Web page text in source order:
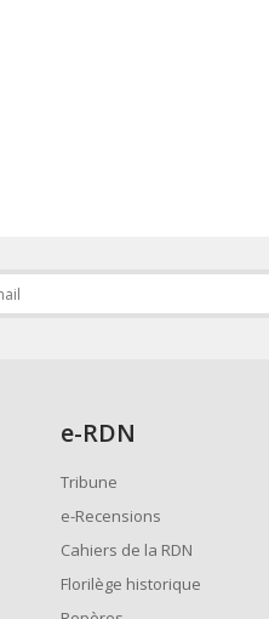
e-RDN
Tribune
e-Recensions
Cahiers de la RDN
Florilège historique